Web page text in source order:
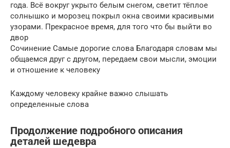
года. Всё вокруг укрыто белым снегом, светит тёплое
солнышко и морозец покрыл окна своими красивыми
узорами. Прекрасное время, для того что бы выйти во
двор
Сочинение Самые дорогие слова Благодаря словам мы
общаемся друг с другом, передаем свои мысли, эмоции
и отношение к человеку
Каждому человеку крайне важно слышать
определенные слова
Продолжение подробного описания
деталей шедевра